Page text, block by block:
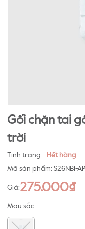
Gối chặn tai
trời
Tình trạng:
Hết hàng
Mã sản phẩm: S26NB1-
Giá:275.000₫
Màu sắc